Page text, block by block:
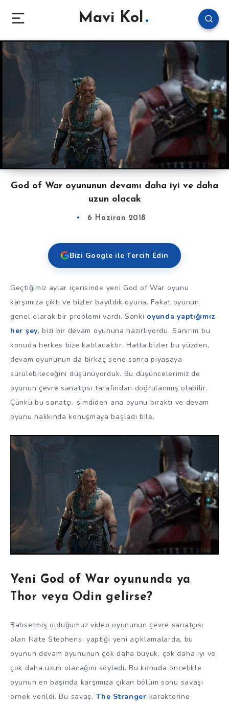
Mavi Kol
God of War oyununun devamı daha iyi ve daha
uzun olacak
6 Haziran 2018
Bizi Google ile Tercih Edin
Geçtiğimiz aylar içerisinde yeni God of War oyunu
karşımıza çıktı ve bizler bayıldık oyuna. Fakat oyunun
genel olarak bir problemi vardı. Sanki oyunda yaptığımız
her şey, bizi bir devam oyununa hazırlıyordu. Sanırım bu
konuda herkes bize katılacaktır. Hatta bizler bu yüzden,
devam oyununun da birkaç sene sonra piyasaya
sürülebileceğini düşünüyorduk. Bu düşüncelerimiz de
oyunun çevre sanatçısı tarafından doğrulanmış olabilir.
Çünkü bu sanatçı, şimdiden ana oyunu bıraktı ve devam
oyunu hakkında konuşmaya başladı bile.
Yeni God of War oyununda ya
Thor veya Odin gelirse?
Bahsetmiş olduğumuz video oyununun çevre sanatçısı
olan Nate Stephens, yaptığı yeni açıklamalarda, bu
oyunun devam oyununun çok daha büyük, çok daha iyi ve
çok daha uzun olacağını söyledi. Bu konuda öncelikle
oyunun en başında karşımıza çıkan bölüm sonu savaşı
örnek verildi. Bu savaş, The Stranger karakterine